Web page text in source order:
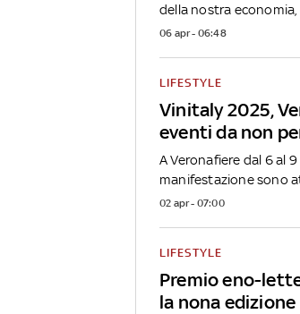
della nostra economia,
06 apr - 06:48
Vinitaly 2025,
eventi da non
LIFESTYLE
A Veronafiere dal 6 al
manifestazione sono
02 apr - 07:00
Premio eno-
la nona edizione
LIFESTYLE